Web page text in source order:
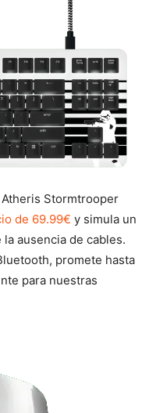
Stormtrooper
de 69.99€ y simula un
ausencia de cables.
promete hasta
para nuestras